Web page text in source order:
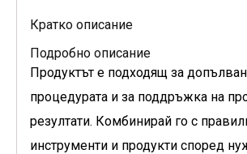
Кратко описание
Подробно описание
Продуктът е подходящ за
процедурата и за поддръжка на
резултати. Комбинирай го с
инструменти и продукти според